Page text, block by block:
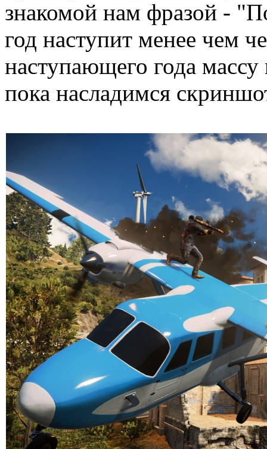
знакомой нам фразой -
год наступит менее чем
наступающего года
пока насладимся